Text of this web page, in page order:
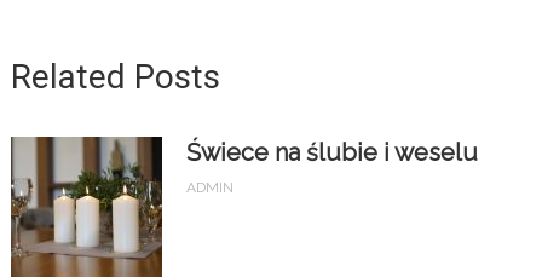
Related Posts
Świece na ślubie i weselu
ADMIN